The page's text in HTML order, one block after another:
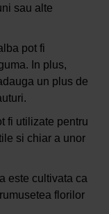
sau alte
pot fi
In plus,
un plus de
fi utilizate pentru
si chiar a unor
este cultivata ca
florilor